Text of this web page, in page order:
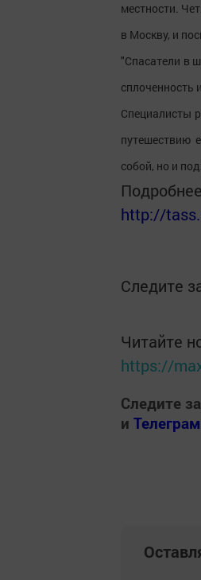
местности.
в Москву, и
"Спасатели в
сплоченность
Специалисты
путешествию
собой, но и
http://
Следите
Читайте
https://
Следите
и